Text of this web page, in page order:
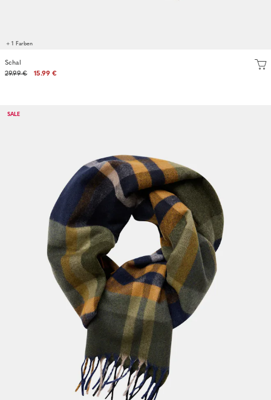
+ 1 Farben
Schal
29.99 €
15.99 €
SALE